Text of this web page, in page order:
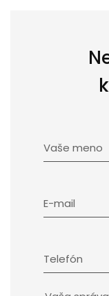
Vaše meno
E-mail
Telefón